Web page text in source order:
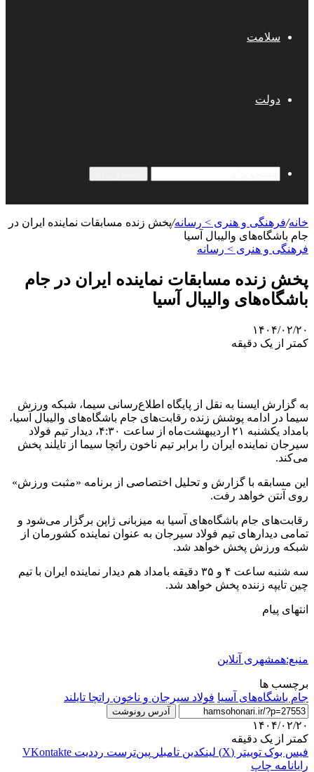
سلامت
دولت
خانه/فرهنگی و هنری > رسانه/پخش زنده مسابقات نماینده ایران در
جام باشگاه‌های والیبال آسیا
فرهنگی و هنری > رسانه
پخش زنده مسابقات نماینده ایران در جام
باشگاه‌های والیبال آسیا
۱۴۰۴/۰۲/۲۰
کمتر از یک دقیقه
به گزارش ایسنا به نقل از پایگاه اطلاع‌رسانی سیما، شبکه ورزش
سیما در ادامه پوشش زنده رقابت‌های جام باشگاه‌های والیبال آسیا،
بامداد یکشنبه ۲۱ اردیبهشت‌ماه از ساعت ۴:۳۰، دیدار تیم فولاد
سیرجان نماینده ایران را برابر تیم ناخون راتچا سیما از تایلند پخش
می‌کند.
این مسابقه با گزارش و تحلیل اختصاصی از برنامه «مثبت ورزش»
روی آنتن خواهد رفت.
رقابت‌های جام باشگاه‌های آسیا به میزبانی ژاپن برگزار می‌شود و
تمامی دیدارهای تیم فولاد سیرجان به عنوان نماینده کشورمان از
شبکه ورزش پخش خواهد شد.
سه شنبه ساعت ۴ و ۳۵ دقیقه بامداد هم دیدار نماینده ایران با تیم
چین تایپه زننده پخش خواهد شد.
انتهای پیام
منبع:همشهری آنلاین
برچسب ها
جام باشگاه‌های آسیا فولاد سیرجان و ناخون راتچا تایلند
آدرس رونوشت
۱۴۰۴/۰۲/۲۰
کمتر از یک دقیقه
فیس بوک توییتر (X) لینکدین ‫تامبلر ‫پین‌ترست ‫رددیت ‫VKontakte
رایانامه چاپ